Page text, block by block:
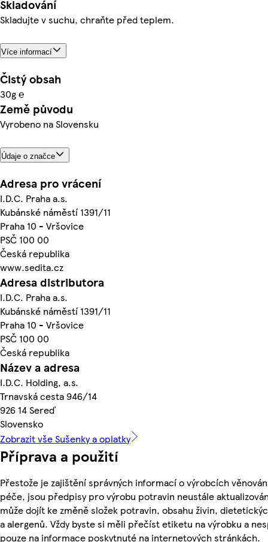
Skladování
Skladujte v suchu, chraňte před teplem.
Více informací
Čistý obsah
30g ℮
Země původu
Vyrobeno na Slovensku
Údaje o značce
Adresa pro vrácení
I.D.C. Praha a.s.
Kubánské náměstí 1391/11
Praha 10 - Vršovice
PSČ 100 00
Česká republika
www.sedita.cz
Adresa distributora
I.D.C. Praha a.s.
Kubánské náměstí 1391/11
Praha 10 - Vršovice
PSČ 100 00
Česká republika
Název a adresa
I.D.C. Holding, a.s.
Trnavská cesta 946/14
926 14 Sereď
Slovensko
Zobrazit vše Sušenky a oplatky
Příprava a použití
Přestože je zajištění správných informací o výrobcích
péče, jsou předpisy pro výrobu potravin neustále
může dojít ke změně složek potravin, obsahu živin,
a alergenů. Vždy byste si měli přečíst etiketu na výrobku a
pouze na informace poskytnuté na internetových stránkách.